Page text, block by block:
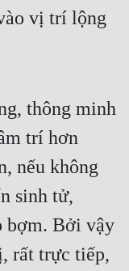
vị trí lộng
thông minh
trí hơn
nếu không
sinh tử,
bợm. Bởi vậy
rất trực tiếp,